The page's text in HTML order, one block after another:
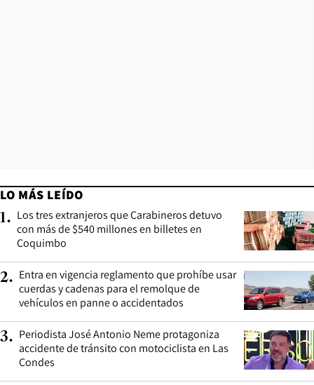
LO MÁS LEÍDO
1. Los tres extranjeros que Carabineros detuvo
con más de $540 millones en billetes en
Coquimbo
2. Entra en vigencia reglamento que prohíbe usar
cuerdas y cadenas para el remolque de
vehículos en panne o accidentados
3. Periodista José Antonio Neme protagoniza
accidente de tránsito con motociclista en Las
Condes